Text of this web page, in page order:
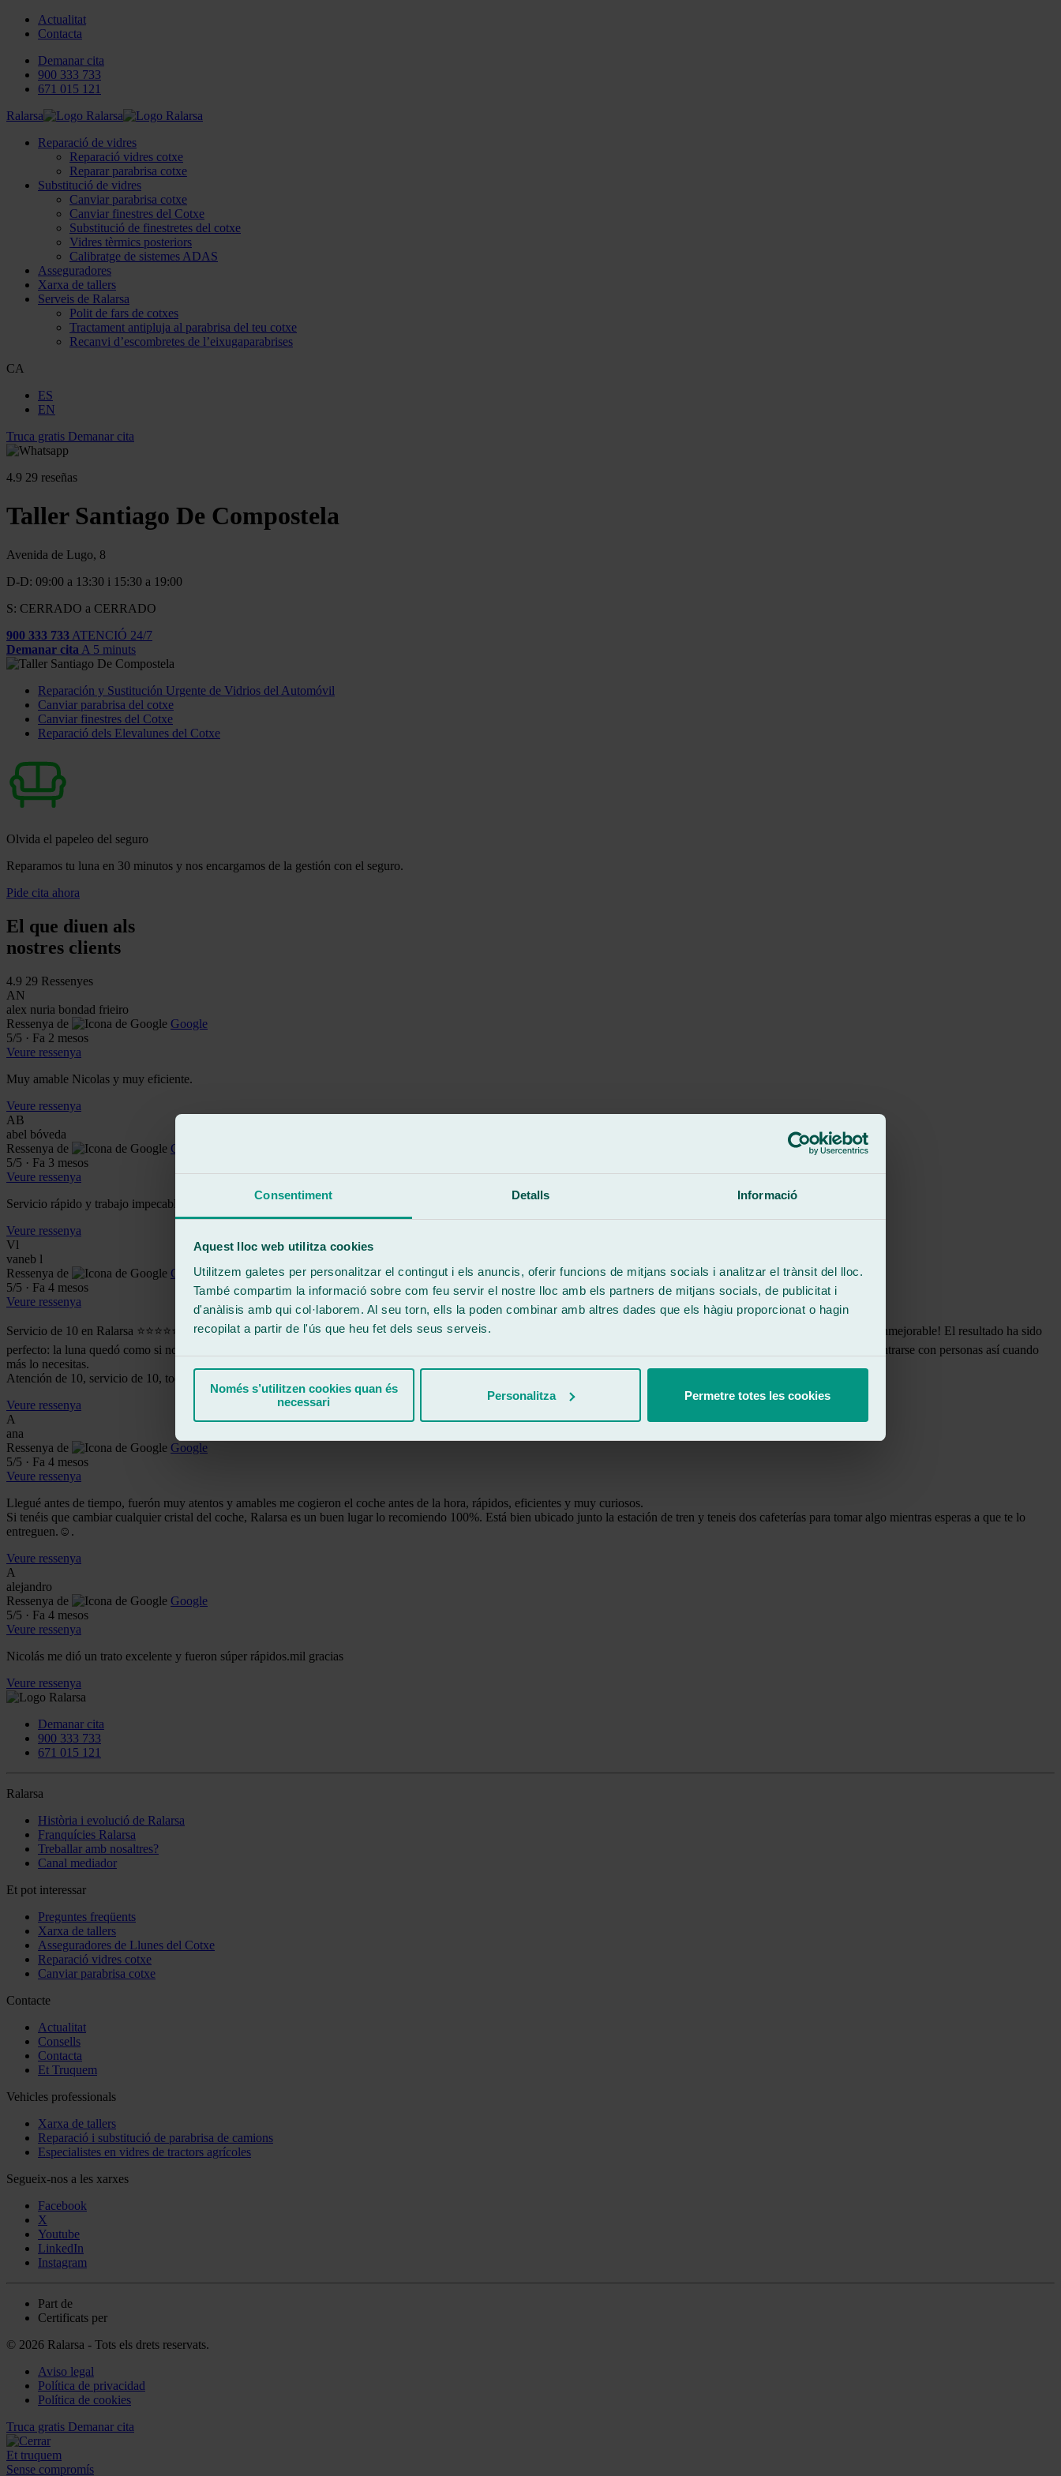
Consentiment Detalls Informació
Aquest lloc web utilitza cookies
Utilitzem galetes per personalitzar el contingut i els anuncis, oferir funcions de mitjans socials i analitzar el trànsit del lloc.
També compartim la informació sobre com feu servir el nostre lloc amb els partners de mitjans socials, de publicitat i
d'anàlisis amb qui col·laborem. Al seu torn, ells la poden combinar amb altres dades que els hàgiu proporcionat o hagin
recopilat a partir de l'ús que heu fet dels seus serveis.
Només s’utilitzen cookies quan és
necessari
Personalitza Permetre totes les cookies
Actualitat
Contacta
Demanar cita
900 333 733
671 015 121
Ralarsa
Reparació de vidres
Reparació vidres cotxe
Reparar parabrisa cotxe
Substitució de vidres
Canviar parabrisa cotxe
Canviar finestres del Cotxe
Substitució de finestretes del cotxe
Vidres tèrmics posteriors
Calibratge de sistemes ADAS
Asseguradores
Xarxa de tallers
Serveis de Ralarsa
Polit de fars de cotxes
Tractament antipluja al parabrisa del teu cotxe
Recanvi d’escombretes de l’eixugaparabrises
CA
ES
EN
Truca gratis Demanar cita
4.9 29 reseñas
Taller Santiago De Compostela
Avenida de Lugo, 8
D-D: 09:00 a 13:30 i 15:30 a 19:00
S: CERRADO a CERRADO
900 333 733 ATENCIÓ 24/7
Demanar cita A 5 minuts
Reparación y Sustitución Urgente de Vidrios del Automóvil
Canviar parabrisa del cotxe
Canviar finestres del Cotxe
Reparació dels Elevalunes del Cotxe
Olvida el papeleo del seguro
Reparamos tu luna en 30 minutos y nos encargamos de la gestión con el seguro.
Pide cita ahora
El que diuen als
nostres clients
4.9 29 Ressenyes
AN
alex nuria bondad frieiro
Ressenya de
Google
5/5 · Fa 2 mesos
Veure ressenya
Muy amable Nicolas y muy eficiente.
Veure ressenya
AB
abel bóveda
Ressenya de
Google
5/5 · Fa 3 mesos
Veure ressenya
Servicio rápido y trabajo impecable no hay nada que objetar
Veure ressenya
Vl
vaneb l
Ressenya de
Google
5/5 · Fa 4 mesos
Veure ressenya
Servicio de 10 en Ralarsa ⭐⭐⭐⭐⭐ ¡M A R A V I L L A!👏🏼👏🏼👏🏼 Desde el primer momento me dieron una solución rápida tras explicarles lo ocurrido, ¡y la atención fue inmejorable! El resultado ha sido
perfecto: la luna quedó como si no hubiese pasado nada. Y destacar especialmente a Nicolás, que fue de 10: súper atento, cercano y profesional en todo momento.Da gusto encontrarse con personas así cuando
más lo necesitas.
Atención de 10, servicio de 10, todo de 10. ¡Totalmente recomendable!
Veure ressenya
A
ana
Ressenya de
Google
5/5 · Fa 4 mesos
Veure ressenya
Llegué antes de tiempo, fuerón muy atentos y amables me cogieron el coche antes de la hora, rápidos, eficientes y muy curiosos.
Si tenéis que cambiar cualquier cristal del coche, Ralarsa es un buen lugar lo recomiendo 100%. Está bien ubicado junto la estación de tren y teneis dos cafeterías para tomar algo mientras esperas a que te lo
entreguen.☺️.
Veure ressenya
A
alejandro
Ressenya de
Google
5/5 · Fa 4 mesos
Veure ressenya
Nicolás me dió un trato excelente y fueron súper rápidos.mil gracias
Veure ressenya
Demanar cita
900 333 733
671 015 121
Ralarsa
Història i evolució de Ralarsa
Franquícies Ralarsa
Treballar amb nosaltres?
Canal mediador
Et pot interessar
Preguntes freqüents
Xarxa de tallers
Asseguradores de Llunes del Cotxe
Reparació vidres cotxe
Canviar parabrisa cotxe
Contacte
Actualitat
Consells
Contacta
Et Truquem
Vehicles professionals
Xarxa de tallers
Reparació i substitució de parabrisa de camions
Especialistes en vidres de tractors agrícoles
Segueix-nos a les xarxes
Facebook
X
Youtube
LinkedIn
Instagram
Part de
Certificats per
© 2026 Ralarsa - Tots els drets reservats.
Aviso legal
Política de privacidad
Política de cookies
Truca gratis Demanar cita
Et truquem
Sense compromís